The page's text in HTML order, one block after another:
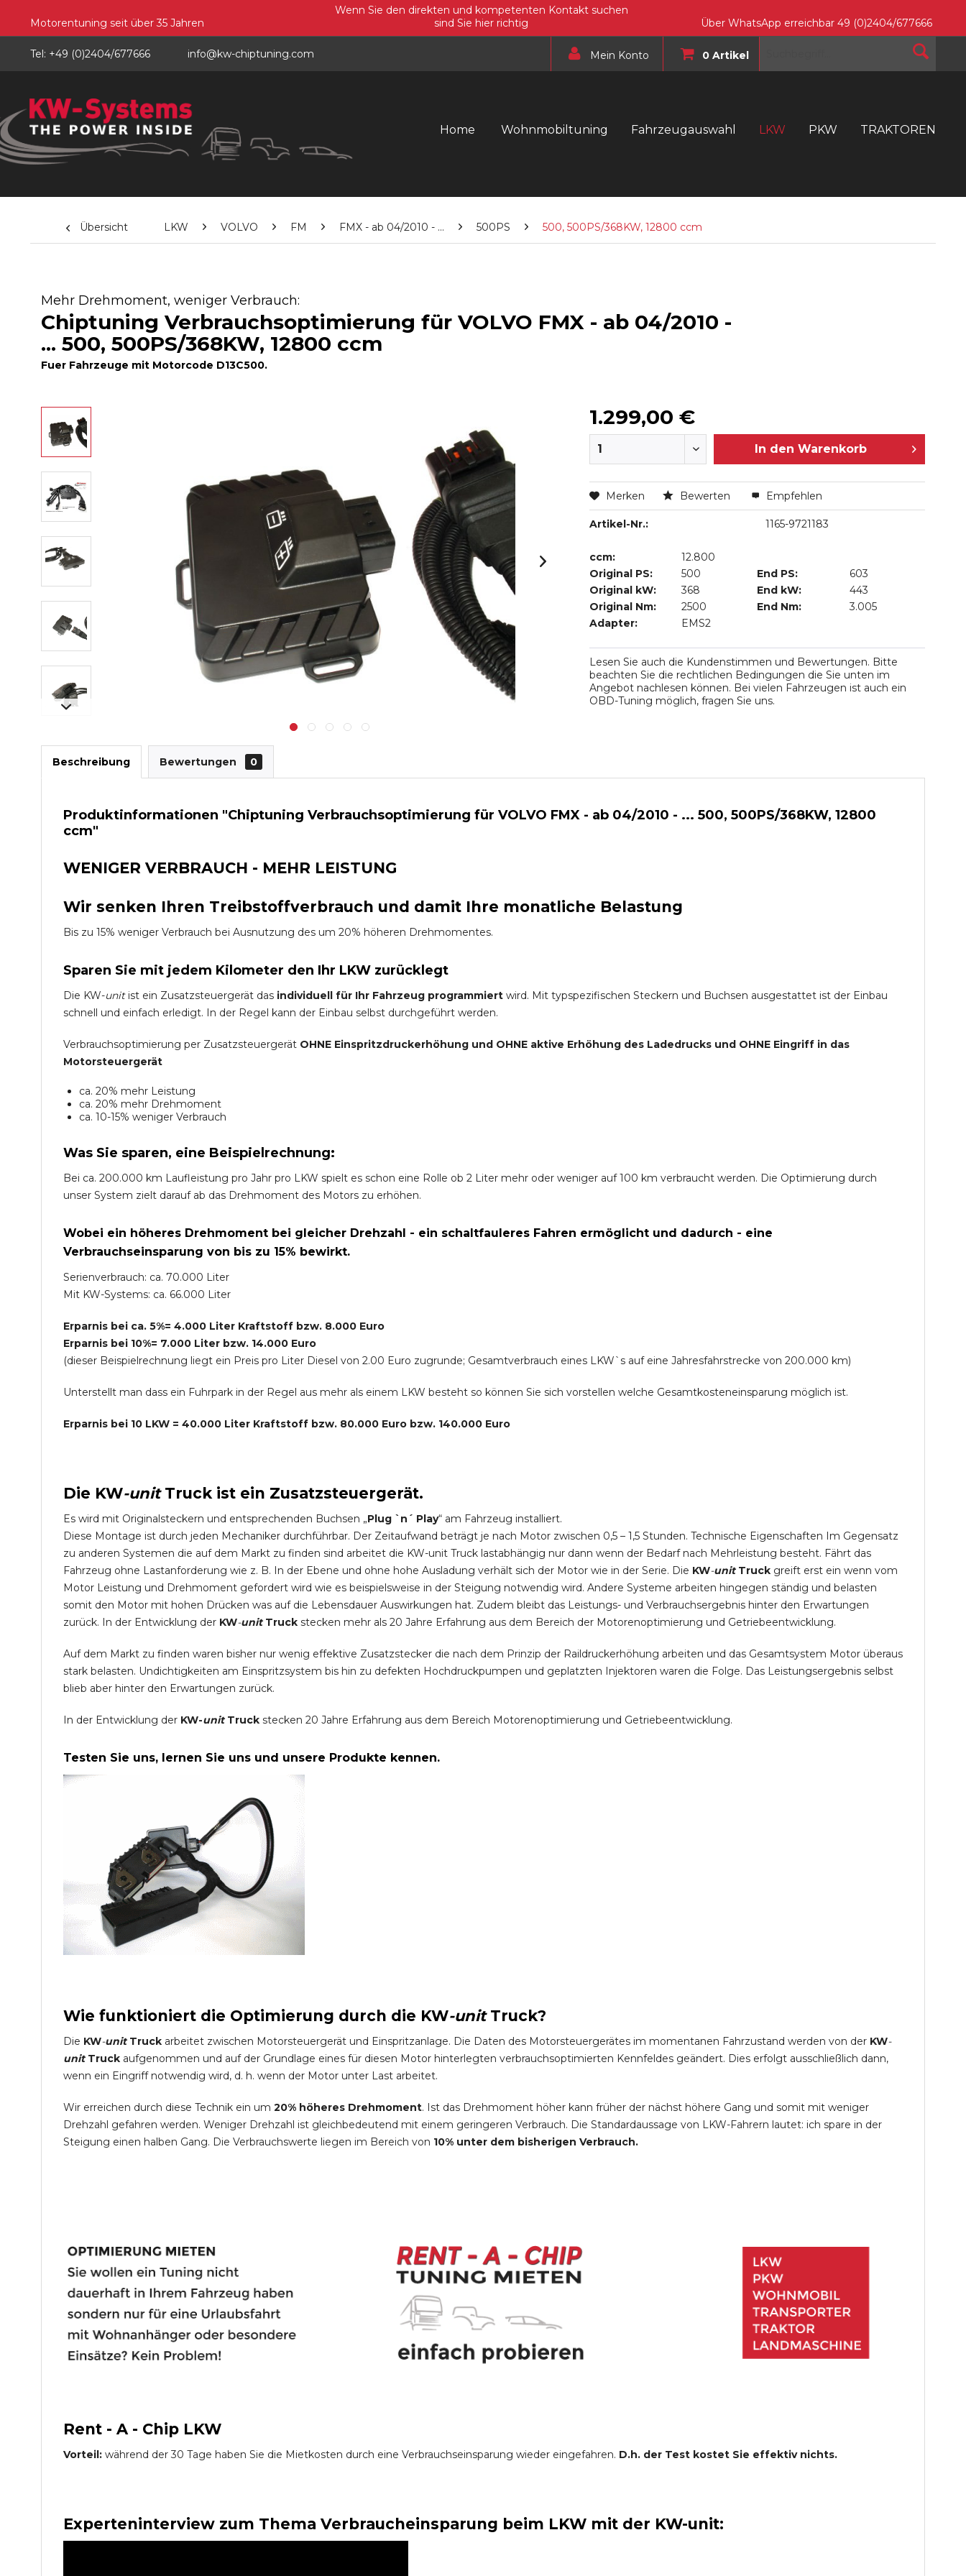
Motorentuning seit über 35 Jahren
Wenn Sie den direkten und kompetenten Kontakt suchen
sind Sie hier richtig
Über WhatsApp erreichbar 49 (0)2404/677666
Tel: +49 (0)2404/677666 info@kw-chiptuning.com Mein Konto 0 Artikel
Home Wohnmobiltuning Fahrzeugauswahl LKW PKW TRAKTOREN
Übersicht LKW VOLVO FM FMX - ab 04/2010 - ... 500PS 500, 500PS/368KW, 12800 ccm
Mehr Drehmoment, weniger Verbrauch:
Chiptuning Verbrauchsoptimierung für VOLVO FMX - ab 04/2010 -
... 500, 500PS/368KW, 12800 ccm
Fuer Fahrzeuge mit Motorcode D13C500.
1.299,00 €
In den Warenkorb
Merken Bewerten Empfehlen
Artikel-Nr.: 1165-9721183
ccm:
12.800
Original PS:
500 End PS:
603
Original kW:
368 End kW:
443
Original Nm:
2500 End Nm:
3.005
Adapter:
EMS2
Lesen Sie auch die Kundenstimmen und Bewertungen. Bitte
beachten Sie die rechtlichen Bedingungen die Sie unten im
Angebot nachlesen können. Bei vielen Fahrzeugen ist auch ein
OBD-Tuning möglich, fragen Sie uns.
Beschreibung Bewertungen 0
Produktinformationen "Chiptuning Verbrauchsoptimierung für VOLVO FMX - ab 04/2010 - ... 500, 500PS/368KW, 12800
ccm"
WENIGER VERBRAUCH - MEHR LEISTUNG
Wir senken Ihren Treibstoffverbrauch und damit Ihre monatliche Belastung
Bis zu 15% weniger Verbrauch bei Ausnutzung des um 20% höheren Drehmomentes.
Sparen Sie mit jedem Kilometer den Ihr LKW zurücklegt
Die KW-unitist ein Zusatzsteuergerät das individuell für Ihr Fahrzeug programmiert wird. Mit typspezifischen Steckern und Buchsen ausgestattet ist der Einbau
schnell und einfach erledigt. In der Regel kann der Einbau selbst durchgeführt werden.
Verbrauchsoptimierung per Zusatzsteuergerät OHNE Einspritzdruckerhöhung und OHNE aktive Erhöhung des Ladedrucks und OHNE Eingriff in das
Motorsteuergerät
ca. 20% mehr Leistung
ca. 20% mehr Drehmoment
ca. 10-15% weniger Verbrauch
Was Sie sparen, eine Beispielrechnung:
Bei ca. 200.000 km Laufleistung pro Jahr pro LKW spielt es schon eine Rolle ob 2 Liter mehr oder weniger auf 100 km verbraucht werden. Die Optimierung durch
unser System zielt darauf ab das Drehmoment des Motors zu erhöhen.
Wobei ein höheres Drehmoment bei gleicher Drehzahl - ein schaltfauleres Fahren ermöglicht und dadurch - eine
Verbrauchseinsparung von bis zu 15% bewirkt.
Serienverbrauch: ca. 70.000 Liter
Mit KW-Systems: ca. 66.000 Liter
Erparnis bei ca. 5%= 4.000 Liter Kraftstoff bzw. 8.000 Euro
Erparnis bei 10%= 7.000 Liter bzw. 14.000 Euro
(dieser Beispielrechnung liegt ein Preis pro Liter Diesel von 2.00 Euro zugrunde; Gesamtverbrauch eines LKW`s auf eine Jahresfahrstrecke von 200.000 km)
Unterstellt man dass ein Fuhrpark in der Regel aus mehr als einem LKW besteht so können Sie sich vorstellen welche Gesamtkosteneinsparung möglich ist.
Erparnis bei 10 LKW = 40.000 Liter Kraftstoff bzw. 80.000 Euro bzw. 140.000 Euro
Die KW-unit Truckist ein Zusatzsteuergerät.
Es wird mit Originalsteckern und entsprechenden Buchsen „Plug `n´ Play“ am Fahrzeug installiert.
Diese Montage ist durch jeden Mechaniker durchführbar. Der Zeitaufwand beträgt je nach Motor zwischen 0,5 – 1,5 Stunden. Technische Eigenschaften Im Gegensatz
zu anderen Systemen die auf dem Markt zu finden sind arbeitet die KW-unit Truck lastabhängig nur dann wenn der Bedarf nach Mehrleistung besteht. Fährt das
Fahrzeug ohne Lastanforderung wie z. B. In der Ebene und ohne hohe Ausladung verhält sich der Motor wie in der Serie. Die KW-unit Truck greift erst ein wenn vom
Motor Leistung und Drehmoment gefordert wird wie es beispielsweise in der Steigung notwendig wird. Andere Systeme arbeiten hingegen ständig und belasten
somit den Motor mit hohen Drücken was auf die Lebensdauer Auswirkungen hat. Zudem bleibt das Leistungs- und Verbrauchsergebnis hinter den Erwartungen
zurück. In der Entwicklung der KW-unit Truck stecken mehr als 20 Jahre Erfahrung aus dem Bereich der Motorenoptimierung und Getriebeentwicklung.
Auf dem Markt zu finden waren bisher nur wenig effektive Zusatzstecker die nach dem Prinzip der Raildruckerhöhung arbeiten und das Gesamtsystem Motor überaus
stark belasten. Undichtigkeiten am Einspritzsystem bis hin zu defekten Hochdruckpumpen und geplatzten Injektoren waren die Folge. Das Leistungsergebnis selbst
blieb aber hinter den Erwartungen zurück.
In der Entwicklung der KW-unitTruck stecken 20 Jahre Erfahrung aus dem Bereich Motorenoptimierung und Getriebeentwicklung.
Testen Sie uns, lernen Sie uns und unsere Produkte kennen.
Wie funktioniert die Optimierung durch die KW-unit Truck?
Die KW-unit Truck arbeitet zwischen Motorsteuergerät und Einspritzanlage. Die Daten des Motorsteuergerätes im momentanen Fahrzustand werden von der KW-
unit Truck aufgenommen und auf der Grundlage eines für diesen Motor hinterlegten verbrauchsoptimierten Kennfeldes geändert. Dies erfolgt ausschließlich dann,
wenn ein Eingriff notwendig wird, d. h. wenn der Motor unter Last arbeitet.
Wir erreichen durch diese Technik ein um 20% höheres Drehmoment. Ist das Drehmoment höher kann früher der nächst höhere Gang und somit mit weniger
Drehzahl gefahren werden. Weniger Drehzahl ist gleichbedeutend mit einem geringeren Verbrauch. Die Standardaussage von LKW-Fahrern lautet: ich spare in der
Steigung einen halben Gang. Die Verbrauchswerte liegen im Bereich von 10% unter dem bisherigen Verbrauch.
Rent - A - Chip LKW
Vorteil: während der 30 Tage haben Sie die Mietkosten durch eine Verbrauchseinsparung wieder eingefahren. D.h. der Test kostet Sie effektiv nichts.
Experteninterview zum Thema Verbraucheinsparung beim LKW mit der KW-unit: